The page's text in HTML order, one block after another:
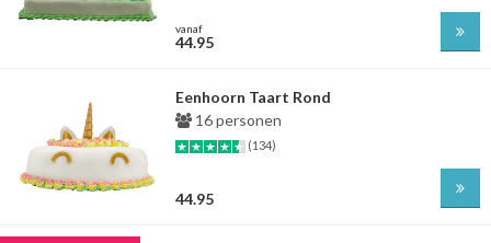
vanaf
44.95
Eenhoorn Taart Rond
16 personen
(134)
44.95